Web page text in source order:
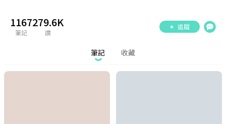
1167
筆記
279.6K
讚
追蹤
筆記 收藏